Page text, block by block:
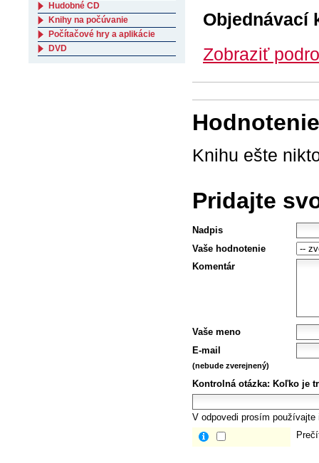
Objednávací
Zobraziť
Knihu ešte
Pridajte
Nadpis
Vaše hodnotenie
Komentár
Vaše meno
E-mail
(nebude zverejnený)
Kontrolná otázka: Koľko je
V odpovedi prosím
Hudobné CD
Knihy na počúvanie
Počítačové hry a aplikácie
DVD